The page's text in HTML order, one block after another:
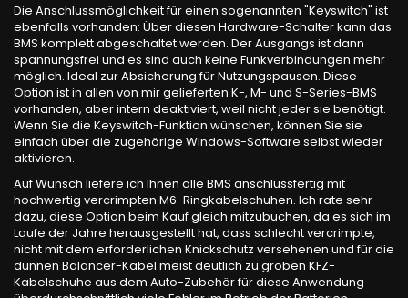
Die Anschlussmöglichkeit für einen sogenannten "Keyswitch" ist
ebenfalls vorhanden: Über diesen Hardware-Schalter kann das
BMS komplett abgeschaltet werden. Der Ausgangs ist dann
spannungsfrei und es sind auch keine Funkverbindungen mehr
möglich. Ideal zur Absicherung für Nutzungspausen. Diese
Option ist in allen von mir gelieferten K-, M- und S-Series-BMS
vorhanden, aber intern deaktiviert, weil nicht jeder sie benötigt.
Wenn Sie die Keyswitch-Funktion wünschen, können Sie sie
einfach über die zugehörige Windows-Software selbst wieder
aktivieren.
Auf Wunsch liefere ich Ihnen alle BMS anschlussfertig mit
hochwertig vercrimpten M6-Ringkabelschuhen. Ich rate sehr
dazu, diese Option beim Kauf gleich mitzubuchen, da es sich im
Laufe der Jahre herausgestellt hat, dass schlecht vercrimpte,
nicht mit dem erforderlichen Knickschutz versehenen und für die
dünnen Balancer-Kabel meist deutlich zu groben KFZ-
Kabelschuhe aus dem Auto-Zubehör für diese Anwendung